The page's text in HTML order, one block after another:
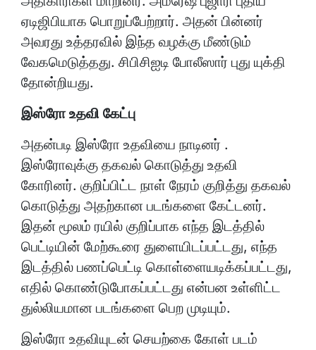
ஏடிஜிபியாக பொறுப்பேற்றார். அதன் பின்னர்
அவரது உத்தரவில் இந்த வழக்கு மீண்டும்
வேகமெடுத்தது. சிபிசிஐடி போலீஸார் புது யுக்தி
தோன்றியது.
இஸ்ரோ உதவி கேட்பு
அதன்படி இஸ்ரோ உதவியை நாடினர் .
இஸ்ரோவுக்கு தகவல் கொடுத்து உதவி
கோரினர். குறிப்பிட்ட நாள் நேரம் குறித்து தகவல்
கொடுத்து அதற்கான படங்களை கேட்டனர்.
இதன் மூலம் ரயில் குறிப்பாக எந்த இடத்தில்
பெட்டியின் மேற்கூரை துளையிடப்பட்டது, எந்த
இடத்தில் பணப்பெட்டி கொள்ளையடிக்கப்பட்டது,
எதில் கொண்டுபோகப்பட்டது என்பன உள்ளிட்ட
துல்லியமான படங்களை பெற முடியும்.
இஸ்ரோ உதவியுடன் செயற்கை கோள் படம்